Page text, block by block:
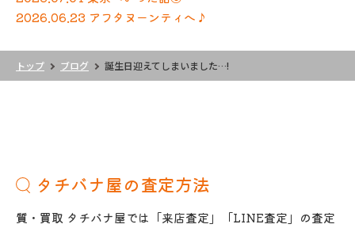
2026.06.23 アフタヌーンティへ♪
トップ ブログ 誕生日迎えてしまいました…!
タチバナ屋の査定方法
質・買取 タチバナ屋では「来店査定」「LINE査定」の査定